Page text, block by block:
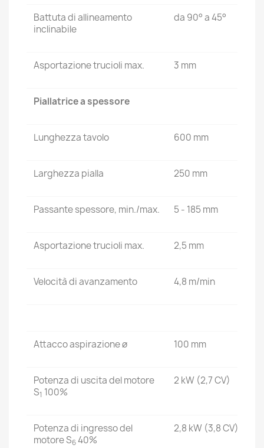
Battuta di allineamento
inclinabile
da 90° a 45°
Asportazione trucioli max. 3 mm
Piallatrice a spessore
Lunghezza tavolo 600 mm
Larghezza pialla 250 mm
Passante spessore, min./max. 5 - 185 mm
Asportazione trucioli max. 2,5 mm
Velocità di avanzamento 4,8 m/min
Attacco aspirazione ø 100 mm
Potenza di uscita del motore
S1 100%
2 kW (2,7 CV)
Potenza di ingresso del
motore S640%
2,8 kW (3,8 CV)